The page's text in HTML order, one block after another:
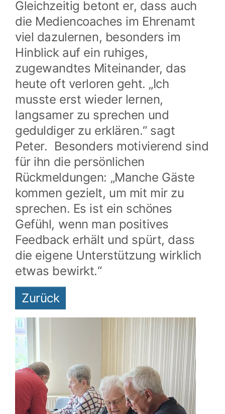
Gleichzeitig betont er, dass auch
die Mediencoaches im Ehrenamt
viel dazulernen, besonders im
Hinblick auf ein ruhiges,
zugewandtes Miteinander, das
heute oft verloren geht. „Ich
musste erst wieder lernen,
langsamer zu sprechen und
geduldiger zu erklären.“ sagt
Peter. Besonders motivierend sind
für ihn die persönlichen
Rückmeldungen: „Manche Gäste
kommen gezielt, um mit mir zu
sprechen. Es ist ein schönes
Gefühl, wenn man positives
Feedback erhält und spürt, dass
die eigene Unterstützung wirklich
etwas bewirkt.“
Zurück